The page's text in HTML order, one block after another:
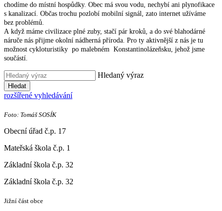
chodíme do místní hospůdky. Obec má svou vodu, nechybí ani plynofikace
s kanalizací. Občas trochu pozlobí mobilní signál, zato internet užíváme
bez problémů.
A když máme civilizace plné zuby, stačí pár kroků, a do své blahodárné
náruče nás přijme okolní nádherná příroda. Pro ty aktivnější z nás je tu
možnost cykloturistiky po malebném Konstantinolázeňsku, jehož jsme
součástí.
Hledaný výraz
Hledat
rozšířené vyhledávání
Foto: Tomáš SOSÍK
Obecní úřad č.p. 17
Mateřská škola č.p. 1
Základní škola č.p. 32
Základní škola č.p. 32
Jižní část obce